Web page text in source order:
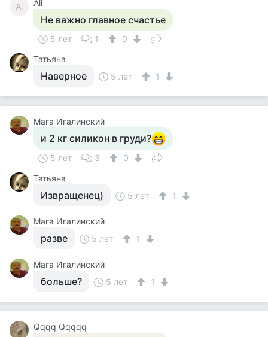
Al Ali
Не важно главное счастье
5 лет 1
0
Татьяна
Наверное 5 лет 1
Мага Игалинский
и 2 кг силикон в груди?
5 лет 3
0
Татьяна
Извращенец) 5 лет 1
Мага Игалинский
разве 5 лет 1
Мага Игалинский
больше? 5 лет 1
Qqqq Qqqqq